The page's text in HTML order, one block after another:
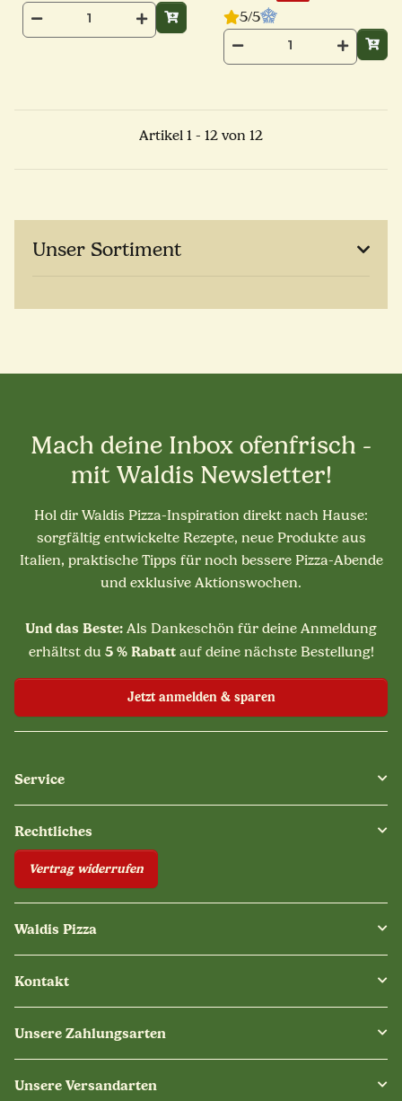
5/5
Artikel 1 - 12 von 12
Unser Sortiment
Mach deine Inbox ofenfrisch -
mit Waldis Newsletter!
Hol dir Waldis Pizza-Inspiration direkt nach Hause:
sorgfältig entwickelte Rezepte, neue Produkte aus
Italien, praktische Tipps für noch bessere Pizza-Abende
und exklusive Aktionswochen.
Und das Beste: Als Dankeschön für deine Anmeldung
erhältst du 5 % Rabattauf deine nächste Bestellung!
Jetzt anmelden & sparen
Service
Rechtliches
Vertrag widerrufen
Waldis Pizza
Kontakt
Unsere Zahlungsarten
Unsere Versandarten